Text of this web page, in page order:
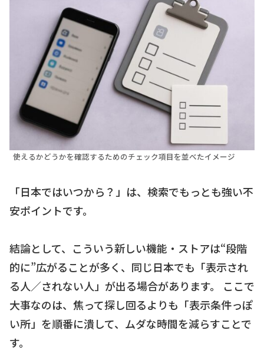
使えるかどうかを確認するためのチェック項目を並べたイメージ
「日本ではいつから？」は、検索でもっとも強い不
安ポイントです。
結論として、こういう新しい機能・ストアは“段階
的に”広がることが多く、同じ日本でも「表示され
る人／されない人」が出る場合があります。 ここで
大事なのは、焦って探し回るよりも「表示条件っぽ
い所」を順番に潰して、ムダな時間を減らすことで
す。